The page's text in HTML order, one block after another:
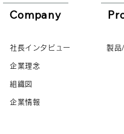
Company
社長インタビュー
企業理念
組織図
企業情報
製品